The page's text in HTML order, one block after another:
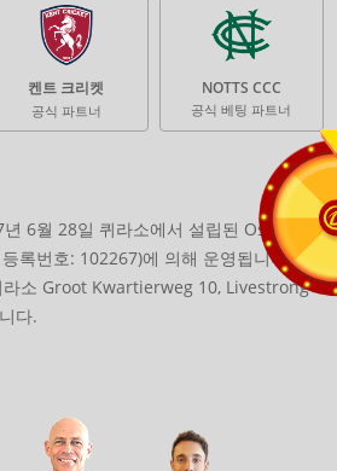
켄트 크리켓
공식 파트너
NOTTS CCC
공식 베팅 파트너
6월 28일 퀴라소에서 설립된 Osmila
록번호: 102267)에 의해 운영됩니다.
라소 Groot Kwartierweg 10, Livestrong
다.